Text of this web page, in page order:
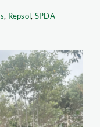
, Repsol, SPDA